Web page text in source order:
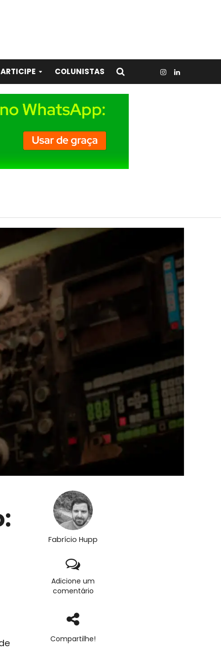
COLUNISTAS
Fabrício Hupp
Adicione um
comentário
Compartilhe!